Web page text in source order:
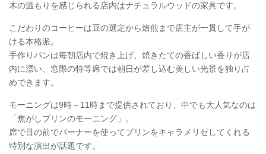
木の温もりを感じられる店内はナチュラルウッドの家具です。
こだわりのコーヒーは豆の選定から焙煎まで店主が一貫して手が
ける本格派。
手作りパンは毎朝店内で焼き上げ、焼きたての香ばしい香りが店
内に漂い、窓際の特等席では朝日が差し込む美しい光景を独り占
めできます。
モーニングは9時～11時まで提供されており、中でも大人気なのは
「焦がしプリンのモーニング」。
席で目の前でバーナーを使ってプリンをキャラメリゼしてくれる
特別な演出が話題です。